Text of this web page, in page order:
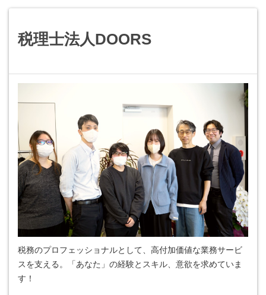
税理士法人DOORS
税務のプロフェッショナルとして、高付加価値な業務サービ
スを支える。「あなた」の経験とスキル、意欲を求めていま
す！